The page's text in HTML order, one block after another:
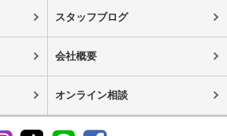
スタッフブログ
会社概要
オンライン相談